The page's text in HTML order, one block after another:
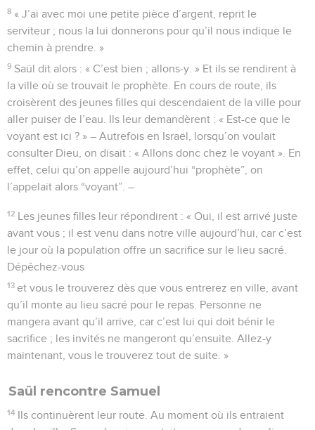
8 « J’ai avec moi une petite pièce d’argent, reprit le
serviteur ; nous la lui donnerons pour qu’il nous indique le
chemin à prendre. »
9 Saül dit alors : « C’est bien ; allons-y. » Et ils se rendirent à
la ville où se trouvait le prophète. En cours de route, ils
croisèrent des jeunes filles qui descendaient de la ville pour
aller puiser de l’eau. Ils leur demandèrent : « Est-ce que le
voyant est ici ? » – Autrefois en Israël, lorsqu’on voulait
consulter Dieu, on disait : « Allons donc chez le voyant ». En
effet, celui qu’on appelle aujourd’hui “prophète”, on
l’appelait alors “voyant”. –
12 Les jeunes filles leur répondirent : « Oui, il est arrivé juste
avant vous ; il est venu dans notre ville aujourd’hui, car c’est
le jour où la population offre un sacrifice sur le lieu sacré.
Dépêchez-vous
13 et vous le trouverez dès que vous entrerez en ville, avant
qu’il monte au lieu sacré pour le repas. Personne ne
mangera avant qu’il arrive, car c’est lui qui doit bénir le
sacrifice ; les invités ne mangeront qu’ensuite. Allez-y
maintenant, vous le trouverez tout de suite. »
Saül rencontre Samuel
14 Ils continuèrent leur route. Au moment où ils entraient